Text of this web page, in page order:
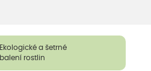
Ekologické a šetrné
balení rostlin